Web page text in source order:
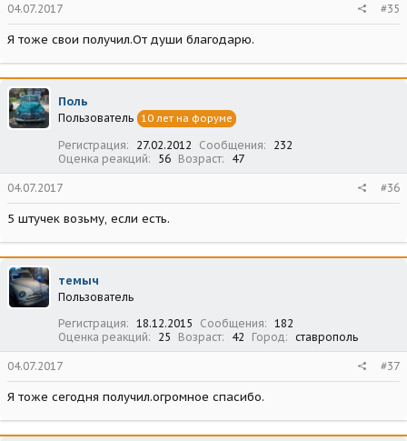
04.07.2017 #35
Я тоже свои получил.От души благодарю.
Поль
Пользователь 10 лет на форуме
Регистрация 27.02.2012 Сообщения
232
Оценка реакций
56 Возраст 47
04.07.2017 #36
5 штучек возьму, если есть.
темыч
Пользователь
Регистрация
18.12.2015 Сообщения
182
Оценка реакций
25 Возраст 42 Город ставрополь
04.07.2017 #37
Я тоже сегодня получил.огромное спасибо.